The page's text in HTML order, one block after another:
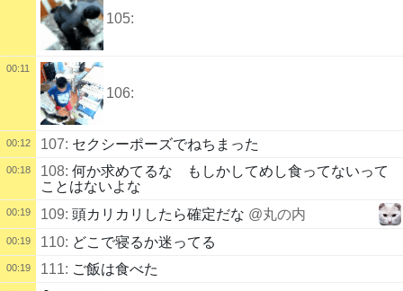
105:
00:11
106:
00:12 107: セクシーポーズでねちまった
00:18 108: 何か求めてるな もしかしてめし食ってないって
ことはないよな
00:19 109: 頭カリカリしたら確定だな @丸の内
00:19 110: どこで寝るか迷ってる
00:19 111: ご飯は食べた